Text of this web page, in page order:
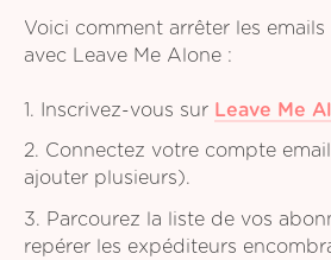
Voici comment arrêter les
avec Leave Me Alone :
1. Inscrivez-vous sur Leave Me
2. Connectez votre compte
ajouter plusieurs).
3. Parcourez la liste de vos
repérer les expéditeurs